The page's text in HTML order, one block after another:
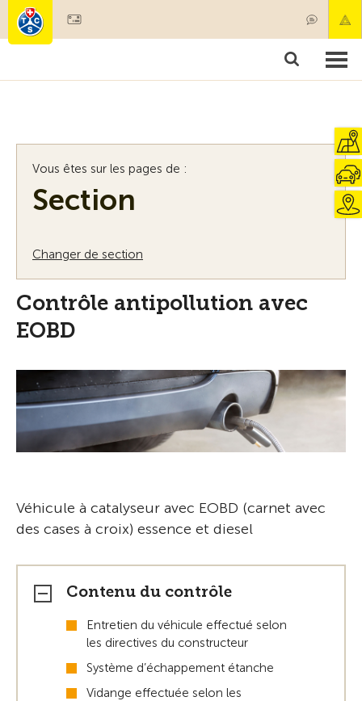
Membres & prestations
Vous êtes sur les pages de :
Section
Changer de section
Contrôle antipollution avec
EOBD
Véhicule à catalyseur avec EOBD (carnet avec
des cases à croix) essence et diesel
Contenu du contrôle
Entretien du véhicule effectué selon
les directives du constructeur
Système d’échappement étanche
Vidange effectuée selon les